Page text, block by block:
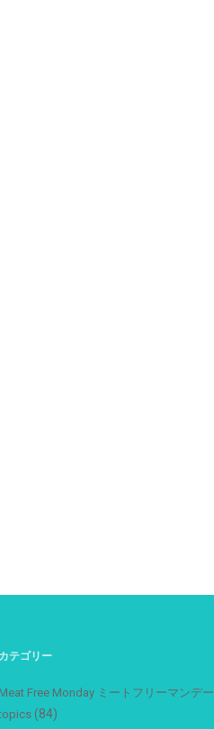
カテゴリー
Meat Free Monday ミートフリーマンデー
(84)